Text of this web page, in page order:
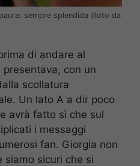
sempre splendida (foto da
di andare al
con un
scollatura
Un lato A a dir poco
avrà fatto sì che sul
i messaggi
fan. Giorgia non
siamo sicuri che si